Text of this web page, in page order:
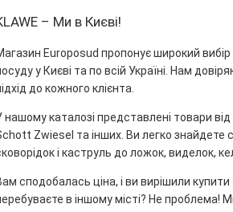
– Ми в Києві!
Europosud пропонує широкий
у Києві та по всій Україні. Нам
до кожного клієнта.
нашому каталозі представлені товари
Zwiesel та інших. Ви легко знайдете
і каструль до ложок, виделок,
сподобалась ціна, і ви вирішили купити
в іншому місті? Не проблема!